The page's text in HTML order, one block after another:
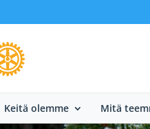
Keitä olemme Mitä